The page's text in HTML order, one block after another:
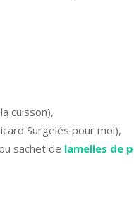
cuisson),
Surgelés pour moi),
sachet de lamelles de